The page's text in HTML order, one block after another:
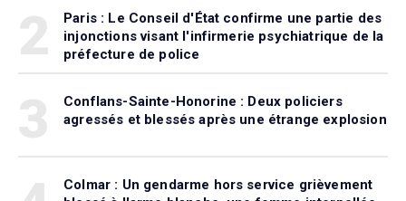
Paris : Le Conseil d'État confirme une partie des
injonctions visant l'infirmerie psychiatrique de la
préfecture de police
Conflans-Sainte-Honorine : Deux policiers
agressés et blessés après une étrange explosion
Colmar : Un gendarme hors service grièvement